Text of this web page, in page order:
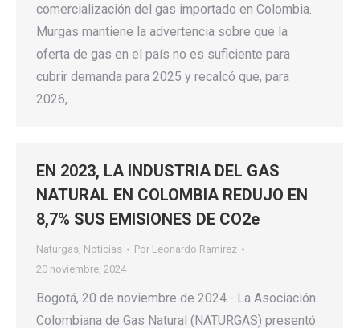
comercialización del gas importado en Colombia.
Murgas mantiene la advertencia sobre que la
oferta de gas en el país no es suficiente para
cubrir demanda para 2025 y recalcó que, para
2026,…
EN 2023, LA INDUSTRIA DEL GAS
NATURAL EN COLOMBIA REDUJO EN
8,7% SUS EMISIONES DE CO2e
Naturgas, Noticias Por Leonardo Ramirez
20 noviembre, 2024
Bogotá, 20 de noviembre de 2024.- La Asociación
Colombiana de Gas Natural (NATURGAS) presentó